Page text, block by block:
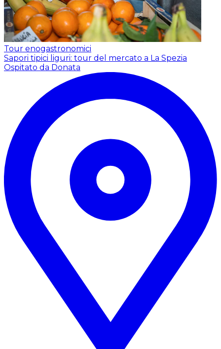
Tour enogastronomici
Sapori tipici liguri: tour del mercato a La Spezia
Ospitato da Donata